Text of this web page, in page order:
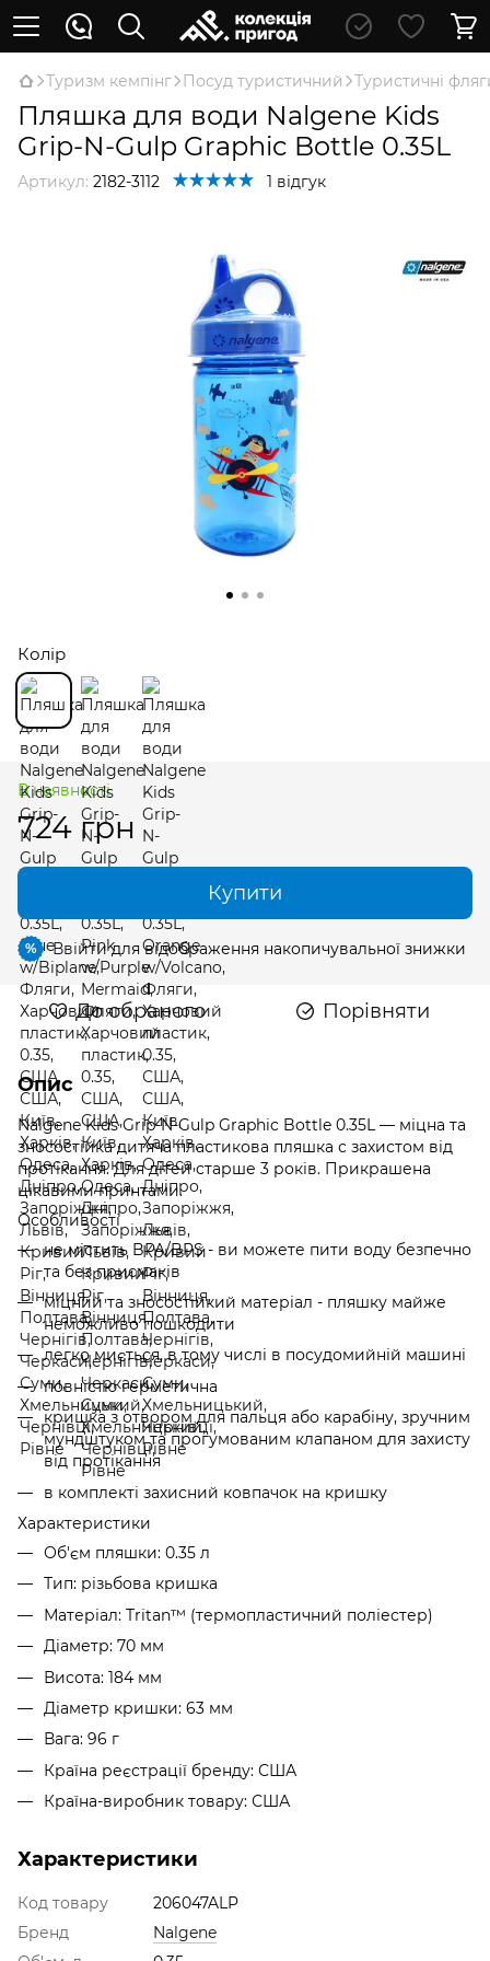
Туризм кемпінг Посуд туристичний Туристичні
Пляшка для води Nalgene Kids
Grip-N-Gulp Graphic Bottle 0.35L
Артикул: 2182-3112 1 відгук
Колір
В наявності
724 грн
Купити
% Ввійтидля відображення накопичувальної знижки
До обраного Порівняти
Опис
Nalgene Kids Grip-N-Gulp Graphic Bottle 0.35L — міцна та
зносостійка дитяча пластикова пляшка с захистом від
протікання. Для дітей старше 3 років. Прикрашена
цікавими принтами.
Особливості
не містить BPA/BPS - ви можете пити воду безпечно
та без присмаків
міцний та зносостійкий матеріал - пляшку майже
неможливо пошкодити
легко миється, в тому числі в посудомийній машині
повністю герметична
кришка з отвором для пальця або карабіну, зручним
мундштуком та прогумованим клапаном для захисту
від протікання
в комплекті захисний ковпачок на кришку
Характеристики
Об'єм пляшки: 0.35 л
Тип: різьбова кришка
Матеріал: Tritan™ (термопластичний поліестер)
Діаметр: 70 мм
Висота: 184 мм
Діаметр кришки: 63 мм
Вага: 96 г
Країна реєстрації бренду: США
Країна-виробник товару: США
Характеристики
Код товару
206047ALP
Бренд
Nalgene